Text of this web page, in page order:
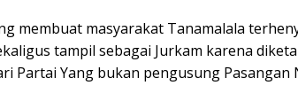
membuat masyarakat Tanamalala
tampil sebagai Jurkam karena
Partai Yang bukan pengusung Pasangan